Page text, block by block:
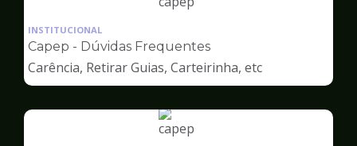
Ilustração
pagina
de
Capep
INSTITUCIONAL
Capep - Dúvidas Frequentes
Carência, Retirar Guias, Carteirinha, etc
Ilustração